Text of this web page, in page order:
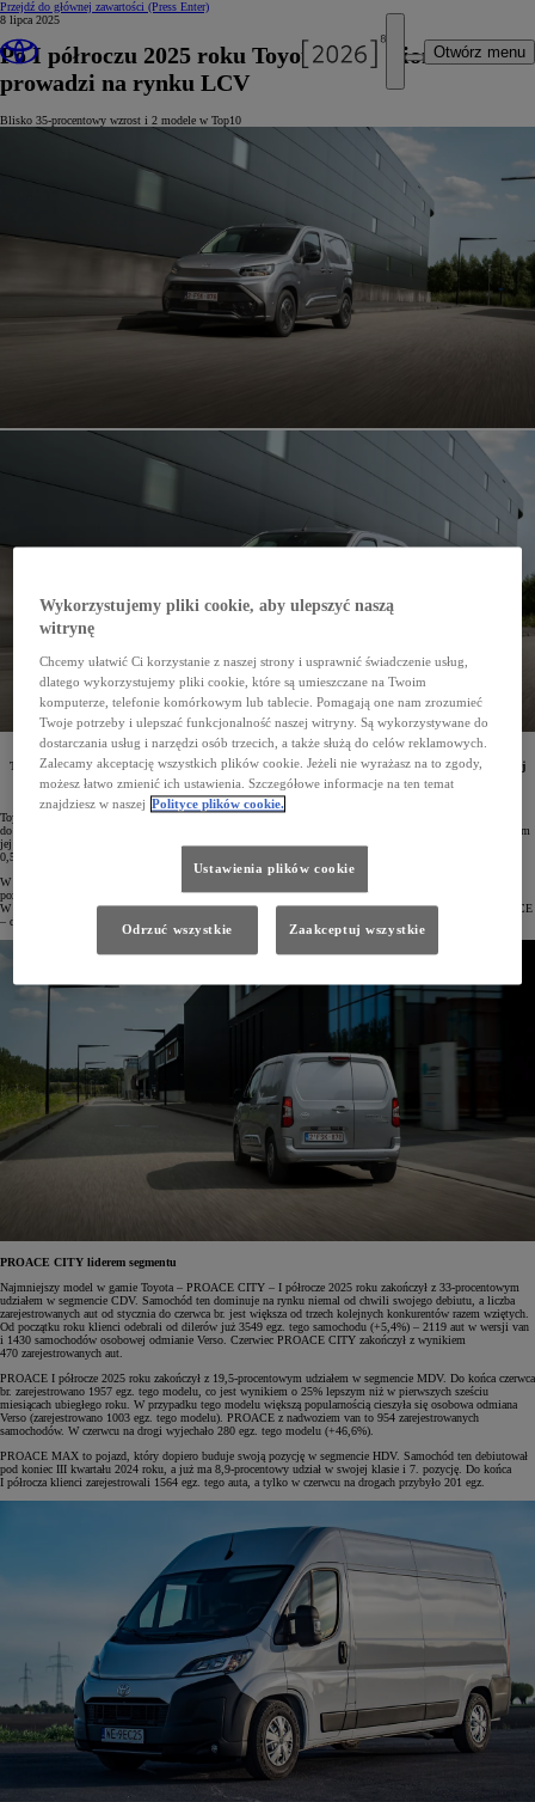
Przejdź do głównej zawartości (Press Enter)
Otwórz menu
8 lipca 2025
Po I półroczu 2025 roku Toyota Professional
prowadzi na rynku LCV
Blisko 35-procentowy wzrost i 2 modele w Top10
Od stycznia do czerwca 2025 roku w Polsce zarejestrowano 7999 samochodów Toyota Professional.
To najlepszy wynik na rynku LCV. Wzrost marki rok do roku wyniósł 34,6%. W Top10 najczęściej
rejestrowanych aut znalazły się aż 2 modele – PROACE CITY oraz PROACE. Toyota Professional
zdominowała też kategorię użytkowych aut z napędem elektrycznym.
Toyota Professional zakończyła I półrocze 2025 roku, będąc liderem rynku LCV w Polsce. Od stycznia
do czerwca klienci zarejestrowali 7999 egz. osobowych i dostawczych samochodów marki, co było najlepszym
jej wynikiem w historii. Wzrost rok do roku wyniósł 34,6%. W tym samym czasie rynek urósł o zaledwie
0,5%. Tylko w czerwcu na drogi wyjechało 1158 pojazdów Toyota Professional (+8,9%).
W Top10 najpopularniejszych modeli LCV w Polsce znalazły się aż 2 modele Toyota Professional. Pierwszą
pozycję zajął PROACE CITY (3549 egz.), a na ósmej lokacie sklasyfikowany został PROACE (1957 egz.).
W zestawieniu 10 najpopularniejszych samochodów czerwca PROACE CITY jest piąty (470 egz.), a PROACE
– dziewiąty (280 egz.).
PROACE CITY liderem segmentu
Najmniejszy model w gamie Toyota – PROACE CITY – I półrocze 2025 roku zakończył z 33-procentowym
udziałem w segmencie CDV. Samochód ten dominuje na rynku niemal od chwili swojego debiutu, a liczba
zarejestrowanych aut od stycznia do czerwca br. jest większa od trzech kolejnych konkurentów razem wziętych.
Od początku roku klienci odebrali od dilerów już 3549 egz. tego samochodu (+5,4%) – 2119 aut w wersji van
i 1430 samochodów osobowej odmianie Verso. Czerwiec PROACE CITY zakończył z wynikiem
470 zarejestrowanych aut.
PROACE I półrocze 2025 roku zakończył z 19,5-procentowym udziałem w segmencie MDV. Do końca czerwca
br. zarejestrowano 1957 egz. tego modelu, co jest wynikiem o 25% lepszym niż w pierwszych sześciu
miesiącach ubiegłego roku. W przypadku tego modelu większą popularnością cieszyła się osobowa odmiana
Verso (zarejestrowano 1003 egz. tego modelu). PROACE z nadwoziem van to 954 zarejestrowanych
samochodów. W czerwcu na drogi wyjechało 280 egz. tego modelu (+46,6%).
PROACE MAX to pojazd, który dopiero buduje swoją pozycję w segmencie HDV. Samochód ten debiutował
pod koniec III kwartału 2024 roku, a już ma 8,9-procentowy udział w swojej klasie i 7. pozycję. Do końca
I półrocza klienci zarejestrowali 1564 egz. tego auta, a tylko w czerwcu na drogach przybyło 201 egz.
Wykorzystujemy pliki cookie, aby ulepszyć naszą
witrynę
Chcemy ułatwić Ci korzystanie z naszej strony i usprawnić świadczenie usług,
dlatego wykorzystujemy pliki cookie, które są umieszczane na Twoim
komputerze, telefonie komórkowym lub tablecie. Pomagają one nam zrozumieć
Twoje potrzeby i ulepszać funkcjonalność naszej witryny. Są wykorzystywane do
dostarczania usług i narzędzi osób trzecich, a także służą do celów reklamowych.
Zalecamy akceptację wszystkich plików cookie. Jeżeli nie wyrażasz na to zgody,
możesz łatwo zmienić ich ustawienia. Szczegółowe informacje na ten temat
znajdziesz w naszej Polityce plików cookie.
Ustawienia plików cookie
Odrzuć wszystkie Zaakceptuj wszystkie